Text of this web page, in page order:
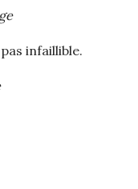
infaillible.